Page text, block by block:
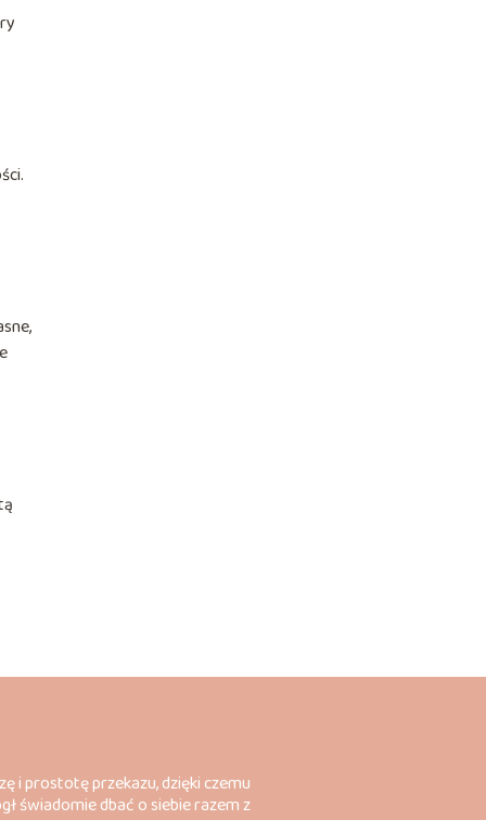
i prostotę przekazu, dzięki czemu
świadomie dbać o siebie razem z